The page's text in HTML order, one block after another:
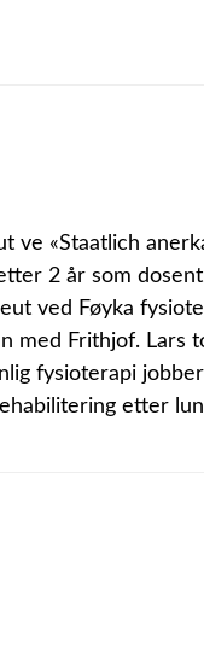
ve «Staatlich
2 år som
ved Føyka
med Frithjof. Lars
fysioterapi
etter